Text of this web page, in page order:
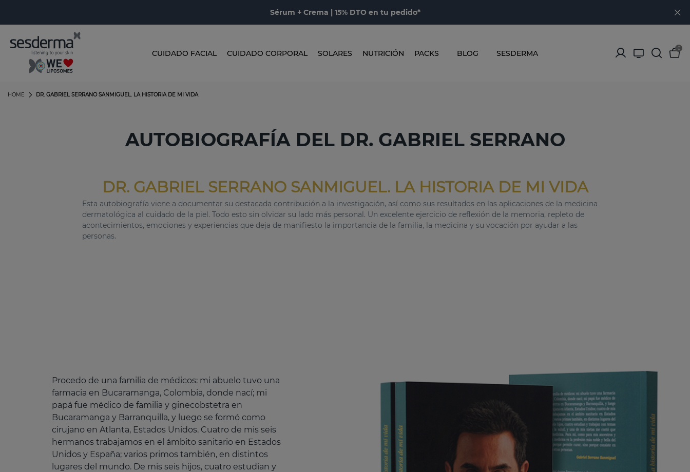
Sérum + Crema | 15% DTO en tu pedido*
CUIDADO FACIAL CUIDADO CORPORAL SOLARES NUTRICIÓN PACKS BLOG SESDERMA
0
DR. GABRIEL SERRANO SANMIGUEL. LA HISTORIA DE MI VIDA
HOME
AUTOBIOGRAFÍA DEL DR. GABRIEL SERRANO
DR. GABRIEL SERRANO SANMIGUEL. LA HISTORIA DE MI VIDA
Esta autobiografía viene a documentar su destacada contribución a la investigación, así como sus resultados en las aplicaciones de la medicina
dermatológica al cuidado de la piel. Todo esto sin olvidar su lado más personal. Un excelente ejercicio de reflexión de la memoria, repleto de
acontecimientos, emociones y experiencias que deja de manifiesto la importancia de la familia, la medicina y su vocación por ayudar a las
personas.
Procedo de una familia de médicos: mi abuelo tuvo una
farmacia en Bucaramanga, Colombia, donde nací; mi
papá fue médico de familia y ginecobstetra en
Bucaramanga y Barranquilla, y luego se formó como
cirujano en Atlanta, Estados Unidos. Cuatro de mis seis
hermanos trabajamos en el ámbito sanitario en Estados
Unidos y España; varios primos también, en distintos
lugares del mundo. De mis seis hijos, cuatro estudian y